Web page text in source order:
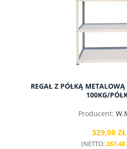
REGAŁ Z PÓŁKĄ
100KG/
Producent:
329,00 ZŁ
(NETTO:267,48